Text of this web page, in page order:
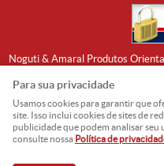
Noguti & Amaral Produtos
Para sua privacidade
Usamos cookies para garantir que
site. Isso inclui cookies de sites de
publicidade que podem analisar seu
consulte nossa Política de